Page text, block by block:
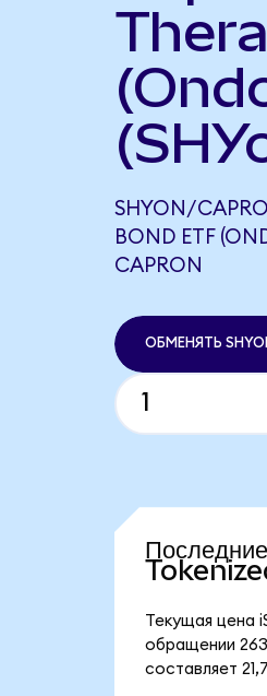
SHYON/
BOND ETF
CAPRON
ОБМЕНЯТЬ
Текущая цена
обращении
составляет